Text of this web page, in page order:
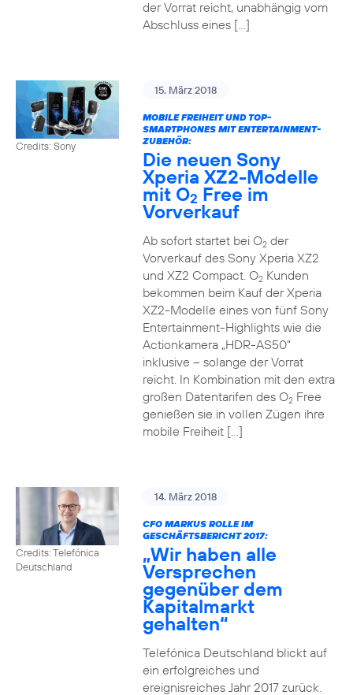
der Vorrat reicht, unabhängig vom
Abschluss eines […]
Credits: Sony
15. März 2018
MOBILE FREIHEIT UND TOP-
SMARTPHONES MIT ENTERTAINMENT-
ZUBEHÖR:
Die neuen Sony
Xperia XZ2-Modelle
mit O2 Free im
Vorverkauf
Ab sofort startet bei O2der
Vorverkauf des Sony Xperia XZ2
und XZ2 Compact. O2Kunden
bekommen beim Kauf der Xperia
XZ2-Modelle eines von fünf Sony
Entertainment-Highlights wie die
Actionkamera „HDR-AS50“
inklusive – solange der Vorrat
reicht. In Kombination mit den extra
großen Datentarifen des O2Free
genießen sie in vollen Zügen ihre
mobile Freiheit […]
Credits: Telefónica
Deutschland
14. März 2018
CFO MARKUS ROLLE IM
GESCHÄFTSBERICHT 2017:
„Wir haben alle
Versprechen
gegenüber dem
Kapitalmarkt
gehalten“
Telefónica Deutschland blickt auf
ein erfolgreiches und
ereignisreiches Jahr 2017 zurück.